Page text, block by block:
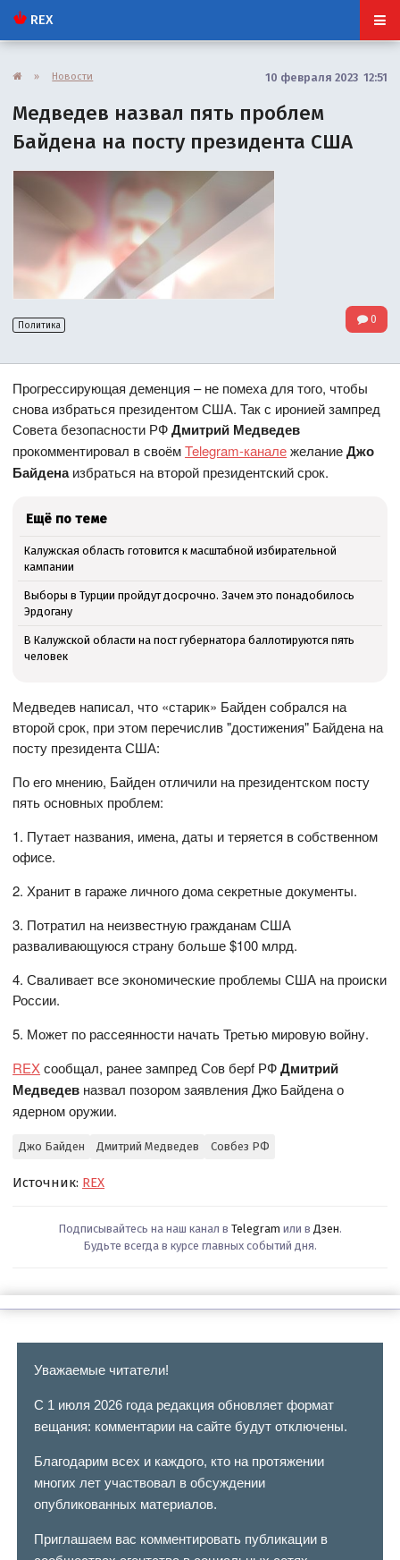
REX
» Новости 10 февраля 2023 12:51
Медведев назвал пять проблем
Байдена на посту президента США
Политика 0
Прогрессирующая деменция – не помеха для того, чтобы
снова избраться президентом США. Так с иронией зампред
Совета безопасности РФДмитрий Медведев
прокомментировал в своёмTelegram-каналежеланиеДжо
Байденаизбраться на второй президентский срок.
Ещё по теме
Калужская область готовится к масштабной избирательной
кампании
Выборы в Турции пройдут досрочно. Зачем это понадобилось
Эрдогану
В Калужской области на пост губернатора баллотируются пять
человек
Медведев написал, что «старик» Байден собрался на
второй срок, при этом перечислив "достижения" Байдена на
посту президента США:
По его мнению, Байден отличили на президентском посту
пять основных проблем:
1. Путает названия, имена, даты и теряется в собственном
офисе.
2. Хранит в гараже личного дома секретные документы.
3. Потратил на неизвестную гражданам США
разваливающуюся страну больше $100 млрд.
4. Сваливает все экономические проблемы США на происки
России.
5. Может по рассеянности начать Третью мировую войну.
REXсообщал, ранее зампред Сов беpf РФДмитрий
Медведев назвал позором заявления Джо Байдена о
ядерном оружии.
Джо Байден Дмитрий Медведев Совбез РФ
Источник: REX
Подписывайтесь на наш канал в Telegram или в Дзен.
Будьте всегда в курсе главных событий дня.
Уважаемые читатели!
С 1 июля 2026 года редакция обновляет формат
вещания: комментарии на сайте будут отключены.
Благодарим всех и каждого, кто на протяжении
многих лет участвовал в обсуждении
опубликованных материалов.
Приглашаем вас комментировать публикации в